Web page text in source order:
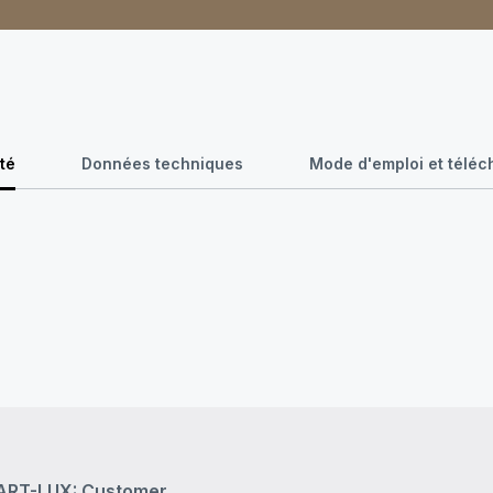
Données techniques Mode d'emploi et